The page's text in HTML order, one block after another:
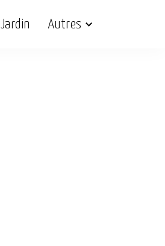
Jardin Autres